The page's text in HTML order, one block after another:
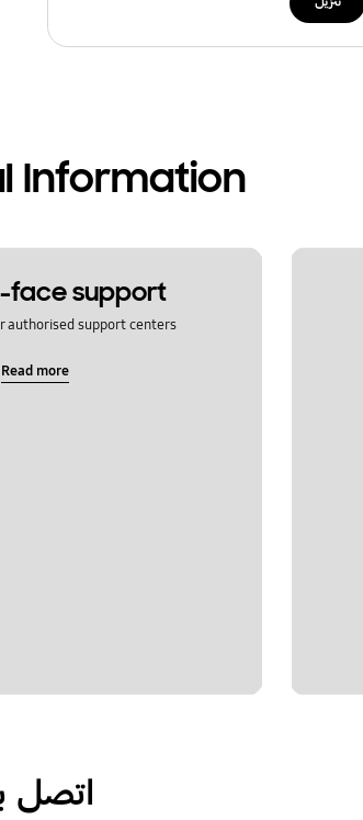
Information
face support
authorised support centers
Read more
اتصل